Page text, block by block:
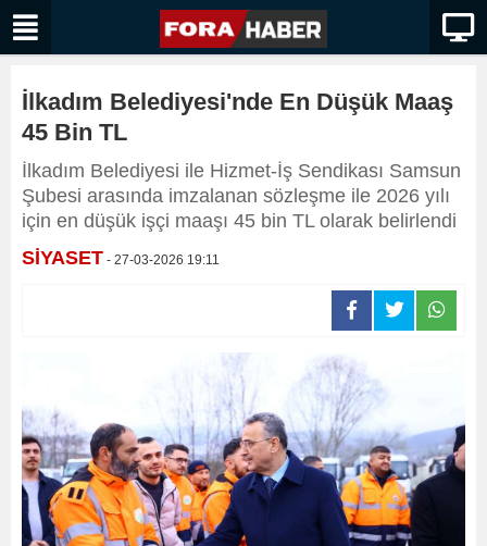
İlkadım Belediyesi'nde En Düşük Maaş
45 Bin TL
İlkadım Belediyesi ile Hizmet-İş Sendikası Samsun
Şubesi arasında imzalanan sözleşme ile 2026 yılı
için en düşük işçi maaşı 45 bin TL olarak belirlendi
SİYASET - 27-03-2026 19:11